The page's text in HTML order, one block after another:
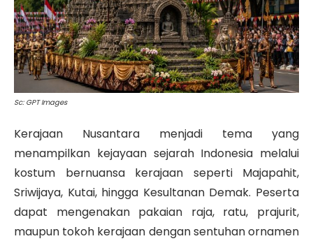
Sc: GPT Images
Kerajaan Nusantara menjadi tema yang
menampilkan kejayaan sejarah Indonesia melalui
kostum bernuansa kerajaan seperti Majapahit,
Sriwijaya, Kutai, hingga Kesultanan Demak. Peserta
dapat mengenakan pakaian raja, ratu, prajurit,
maupun tokoh kerajaan dengan sentuhan ornamen